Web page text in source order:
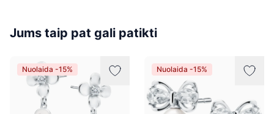
Jums taip pat gali patikti
Nuolaida -15% Nuolaida -15%